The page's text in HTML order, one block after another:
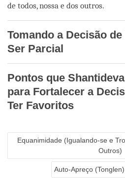
de todos, nossa e dos outros.
Tomando a Decisão
Ser Parcial
Pontos que
para Fortalecer a
Ter Favoritos
Equanimidade (Igualando-se e
Outros)
Auto-Apreço (Tonglen)